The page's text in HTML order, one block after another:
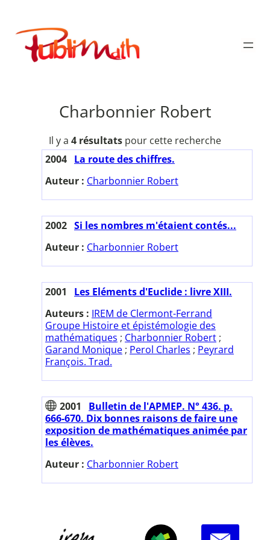
contenu
Publimath
Charbonnier Robert
Il y a 4 résultats pour cette recherche
2004 La route des chiffres.
Auteur : Charbonnier Robert
2002 Si les nombres m'étaient contés...
Auteur : Charbonnier Robert
2001
Les Eléments d'Euclide : livre XIII.
Auteurs : IREM de Clermont-Ferrand
Groupe Histoire et épistémologie des
mathématiques ; Charbonnier Robert ;
Garand Monique ; Perol Charles ; Peyrard
François. Trad.
2001
Bulletin de l'APMEP. N° 436. p.
666-670. Dix bonnes raisons de faire une
exposition de mathématiques animée par
les élèves.
Auteur : Charbonnier Robert